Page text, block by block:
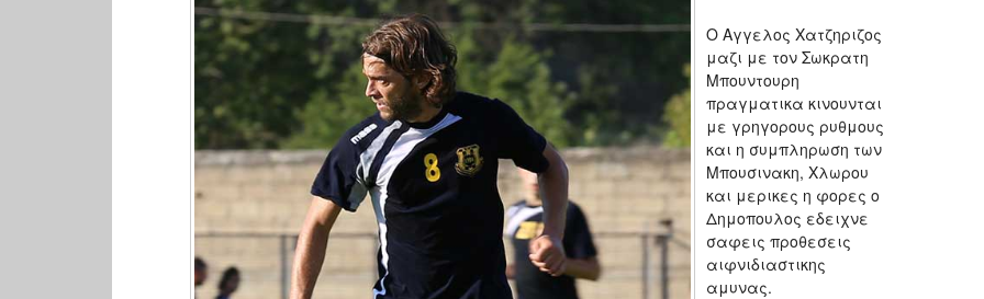
Ο Αγγελος Χατζηριζος
μαζι με τον Σωκρατη
Μπουντουρη
πραγματικα κινουνται
με γρηγορους ρυθμους
και η συμπληρωση των
Μπουσινακη, Χλωρου
και μερικες η φορες ο
Δημοπουλος εδειχνε
σαφεις προθεσεις
αιφνιδιαστικης
αμυνας.